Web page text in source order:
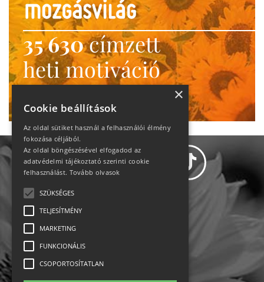
35 630címzett
heti motiváció
Ne maradj le!
Impresszum-kapcsolat
×
Cookie beállítások
Az oldal sütiket használ a felhasználói élmény
fokozása céljából.
Az oldal böngészésével elfogadod az
adatvédelmi tájékoztató szerinti cookie
felhasználást. Tovább olvasok
SZÜKSÉGES
TELJESÍTMÉNY
MARKETING
FUNKCIONÁLIS
CSOPORTOSÍTATLAN